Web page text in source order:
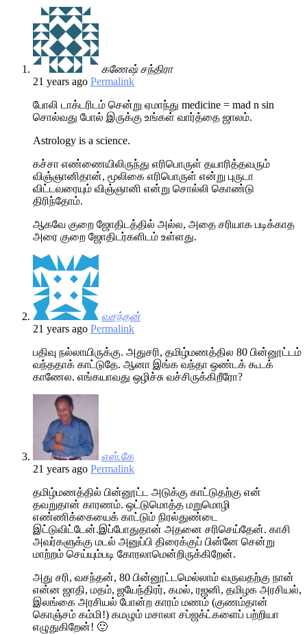
கணேஷ் சந்திரா
21 years ago Permalink
போலி டாக்டரிடம் சென்று ஏமாந்து medicine = mad n sin
சொல்வது போல் இருக்கு உங்கள் வார்த்தை ஜாலம்.
Astrology is a science.
கச்சா எண்ணையிலிருந்து எரிபொருள் தயாரித்தவரும்
விஞ்ஞானிதான், மூலிகை எரிபொருள் என்று புருடா
விட்டவரையும் விஞ்ஞானி என்று சொல்லி கொண்டு
திரிந்தோம்.
ஆகவே குறை ஜோதிடத்தில் அல்ல, அதை சரியாக படிக்காத
அரை குறை ஜோதிடர்களிடம் உள்ளது.
வசந்தன்
21 years ago Permalink
பதிவு நல்லாயிருக்கு. அதுசரி, தமிழ்மணத்தில 80 பின்னூட்டம்
வந்ததாக் காட்டுதே. ஆனா இங்க வந்தா ஒண்டக் கூடக்
காணேல. எங்கயாவது ஒழிச்சு வச்சிருக்கிறீரோ?
எஸ்.கே
21 years ago Permalink
தமிழ்மணத்தில் பின்னூட்ட அடுக்கு காட்டுதற்கு என்
தவறுதான் காரணம். ஒட்டுமொத்த மறுமொழி
எண்ணிக்கையைக் காட்டும் நிரல்துண்டை
இட்டுவிட்டேன்.இப்போதுதான் அதனை சரிசெய்தேன். காசி
அவர்களுக்கு மடல் அனுப்பி திரைக்குப் பின்னே சென்று
மாற்றம் செய்யும்படி கோரலாமென்றிருக்கிறேன்.
அது சரி, வசந்தன், 80 பின்னூட்டமெல்லாம் வருவதற்கு நான்
என்ன ஜாதி, மதம், ஜயேந்திரர், கமல், ரஜனி, தமிழக அரசியல்,
இலங்கை அரசியல் போன்ற காரம் மணம் (குணம்தான்
கொஞ்சம் கம்மி!) கமழும் மசாலா சப்ஜக்ட்களைப் பற்றியா
எழுதுகிறேன்! 🙂